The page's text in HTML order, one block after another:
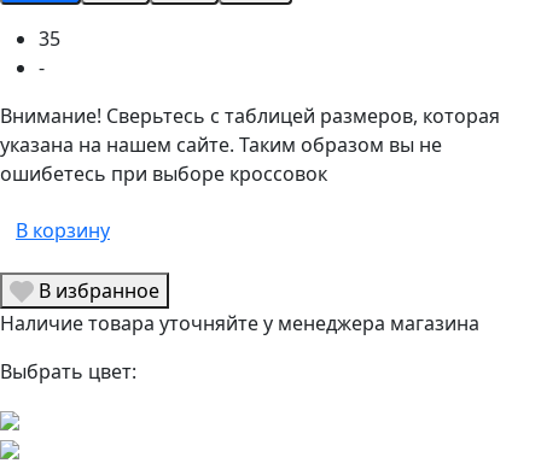
35
-
Внимание! Сверьтесь с таблицей размеров, которая
указана на нашем сайте. Таким образом вы не
ошибетесь при выборе кроссовок
В корзину
В избранное
Наличие товара уточняйте у менеджера магазина
Выбрать цвет: